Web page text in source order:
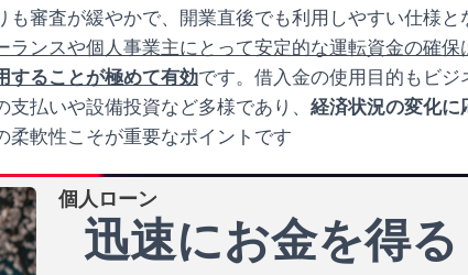
審査が緩やかで、開業直後でも利用しやすい仕様と
ランスや個人事業主にとって安定的な運転資金の確保
することが極めて有効です。借入金の使用目的もビジ
払いや設備投資など多様であり、 経済状況の変化に
柔軟性こそが重要なポイントです
個人ローン
迅速にお金を得る